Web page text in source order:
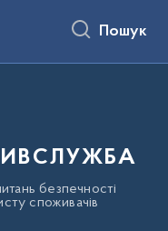
Пошук
безпечності
споживачів